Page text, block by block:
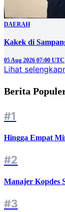
DAERAH
Kakek di
05 Aug 2026 07:00 UTC
Lihat
Berita
#1
Hingga Empat
#2
Manajer Kopdes
#3